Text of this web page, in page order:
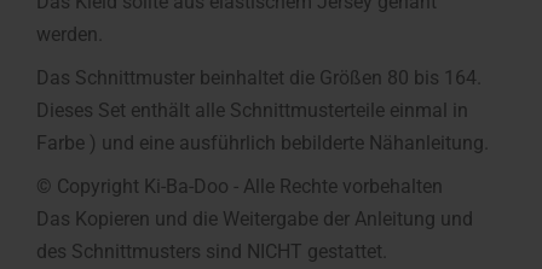
werden.
Das Schnittmuster beinhaltet die Größen 80 bis 164.
Dieses Set enthält alle Schnittmusterteile einmal in
Farbe ) und eine ausführlich bebilderte Nähanleitung.
© Copyright Ki-Ba-Doo - Alle Rechte vorbehalten
Das Kopieren und die Weitergabe der Anleitung und
des Schnittmusters sind NICHT gestattet.